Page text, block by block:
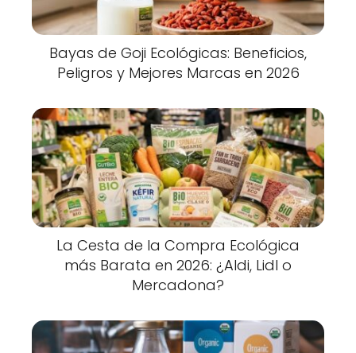
Bayas de Goji Ecológicas: Beneficios,
Peligros y Mejores Marcas en 2026
La Cesta de la Compra Ecológica
más Barata en 2026: ¿Aldi, Lidl o
Mercadona?